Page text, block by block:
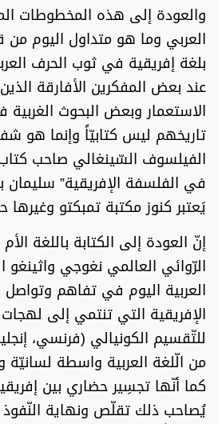
والعودة إلى هذه المخطوطات
العربي وما هو متداول اليوم
بلغة إفريقية في ثوب الحرف
عند بعض المفكرين الأفارقة
الاستعمار وبعض البحوث
تاريخهم ليس كتابيّاً وإنما هو
الفيلسوف السّينغالي صاحب كتاب
في الفلسفة الإفريقية” سليمان
يَعتبر كنوز مكتبة تمبكتو وغيرها
إنّ العودة إلى الكتابة باللغة
الرّوائي العالمي نغوجي واثينغو
العربية اليوم في تفاهم
الإفريقية التي تنتمي إلى
للتّقسيم الكونيالي (فرنسي،
من الّلغة العربية واسطة لسانيّة
كما أنّها تجسِير حضاري بين
يُصاحب ذلك تقلّص ونهاية النّفوذ